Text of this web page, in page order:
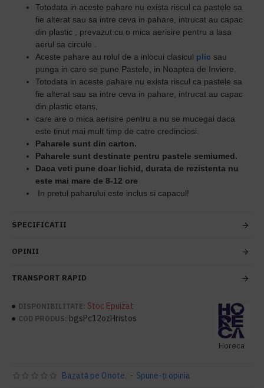
Totodata in aceste pahare nu exista riscul ca pastele sa
fie alterat sau sa intre ceva in pahare, intrucat au capac
din plastic , prevazut cu o mica aerisire pentru a lasa
aerul sa circule .
Aceste pahare au rolul de a inlocui clasicul plic sau
punga in care se pune Pastele, in Noaptea de Inviere.
Totodata in aceste pahare nu exista riscul ca pastele sa
fie alterat sau sa intre ceva in pahare, intrucat au capac
din plastic etans,
care are o mica aerisire pentru a nu se mucegai daca
este tinut mai mult timp de catre credinciosi.
Paharele sunt din carton.
Paharele sunt destinate pentru pastele semiumed.
Daca veti pune doar lichid, durata de rezistenta nu
este mai mare de 8-12 ore
In pretul paharului este inclus si capacul!
SPECIFICATII
OPINII
TRANSPORT RAPID
DISPONIBILITATE: Stoc Epuizat
COD PRODUS: bgsPc12ozHristos
Horeca
Bazată pe 0 note. - Spune-ţi opinia